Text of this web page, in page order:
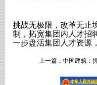
挑战无极限，改革无止
制，拓宽集团内人才招
一步盘活集团人才资源
上一篇： 中国建筑：